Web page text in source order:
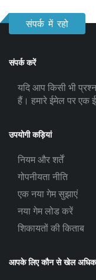
संपर्क में रहो
संपर्क करें
यदि आप किसी भी
हैं। हमारे ईमेल पर एक
उपयोगी कड़ियां
नियम और शर्तें
गोपनीयता नीति
एक नया गेम सुझाएं
नया गेम लोड करें
शिकायतों की किताब
आपके लिए कौन से खेल अधिक